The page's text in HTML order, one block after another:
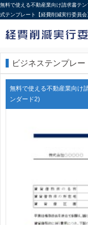
無料で使える不動産業向け請求書テ
式テンプレート【経費削減実行委員会
ビジネステンプレー
無料で使える不動産業向け
ンダード2)